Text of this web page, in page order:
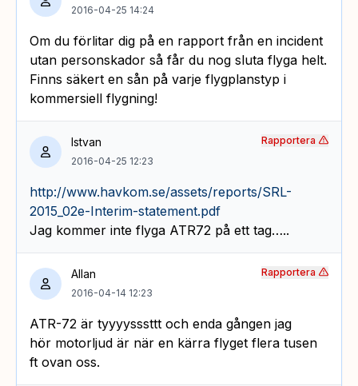
2016-04-25 14:24
Om du förlitar dig på en rapport från en incident
utan personskador så får du nog sluta flyga helt.
Finns säkert en sån på varje flygplanstyp i
kommersiell flygning!
Istvan
2016-04-25 12:23
http://www.havkom.se/assets/reports/SRL-
2015_02e-Interim-statement.pdf
Jag kommer inte flyga ATR72 på ett tag…..
Rapportera
Allan
2016-04-14 12:23
ATR-72 är tyyyysssttt och enda gången jag
hör motorljud är när en kärra flyget flera tusen
ft ovan oss.
Rapportera